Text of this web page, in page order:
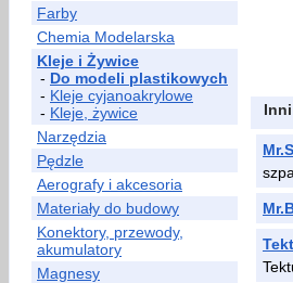
Farby
Chemia Modelarska
Kleje i Żywice
- Do modeli plastikowych
- Kleje cyjanoakrylowe
- Kleje, żywice
Narzędzia
Pędzle
Aerografy i akcesoria
Materiały do budowy
Konektory, przewody,
akumulatory
Magnesy